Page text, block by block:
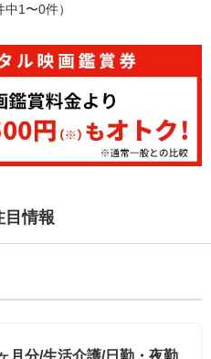
中1〜0件）
目情報